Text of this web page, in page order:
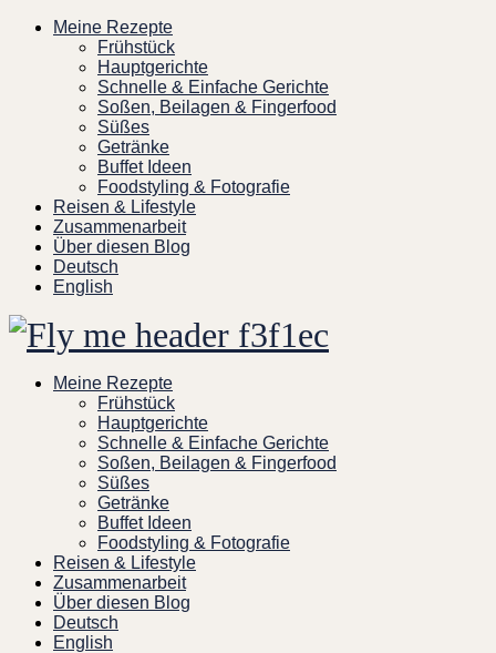
Skip
Meine Rezepte
Frühstück
Hauptgerichte
Schnelle & Einfache Gerichte
Soßen, Beilagen & Fingerfood
Süßes
Getränke
Buffet Ideen
Foodstyling & Fotografie
Reisen & Lifestyle
Zusammenarbeit
Über diesen Blog
Deutsch
English
Meine Rezepte
Frühstück
Hauptgerichte
Schnelle & Einfache Gerichte
Soßen, Beilagen & Fingerfood
Süßes
Getränke
Buffet Ideen
Foodstyling & Fotografie
Reisen & Lifestyle
Zusammenarbeit
Über diesen Blog
Deutsch
English